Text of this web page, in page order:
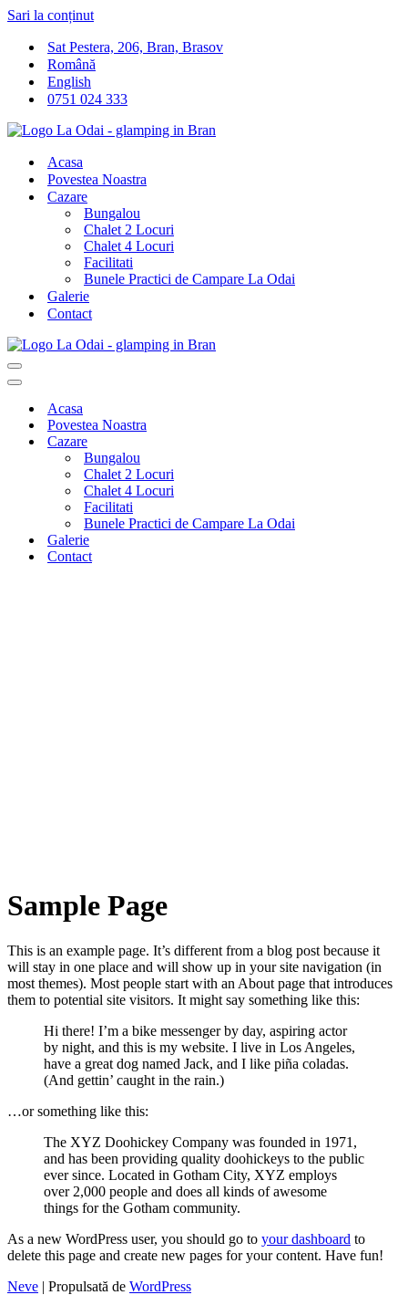
Sari la conținut
Sat Pestera, 206, Bran, Brasov
Română
English
0751 024 333
Acasa
Povestea Noastra
Cazare
Bungalou
Chalet 2 Locuri
Chalet 4 Locuri
Facilitati
Bunele Practici de Campare La Odai
Galerie
Contact
Meniu
de
Meniu
navigareAcasa
Povestea Noastra
Cazare
Bungalou
Chalet 2 Locuri
Chalet 4 Locuri
Facilitati
Bunele Practici de Campare La Odai
Galerie
Contact
Sample Page
This is an example page. It’s different from a blog post because it
will stay in one place and will show up in your site navigation (in
most themes). Most people start with an About page that introduces
them to potential site visitors. It might say something like this:
Hi there! I’m a bike messenger by day, aspiring actor
by night, and this is my website. I live in Los Angeles,
have a great dog named Jack, and I like piña coladas.
(And gettin’ caught in the rain.)
…or something like this:
The XYZ Doohickey Company was founded in 1971,
and has been providing quality doohickeys to the public
ever since. Located in Gotham City, XYZ employs
over 2,000 people and does all kinds of awesome
things for the Gotham community.
As a new WordPress user, you should go to your dashboard to
delete this page and create new pages for your content. Have fun!
Neve | Propulsată de WordPress